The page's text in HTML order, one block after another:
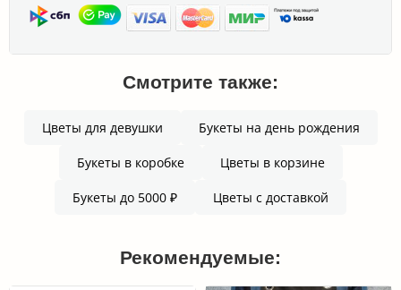
Смотрите также:
Цветы для девушки Букеты на день рождения
Букеты в коробке Цветы в корзине
Букеты до 5000 ₽ Цветы с доставкой
Рекомендуемые: